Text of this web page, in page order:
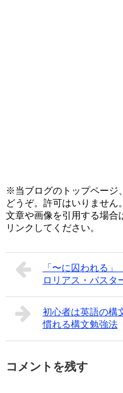
※当ブログのトップページ
どうぞ。許可はいりません。
文章や画像を引用する場合
リンクしてください。
「〜に囚われる
ロリアス・バスタ
初心者は英語の構
慣れる構文勉強法
コメントを残す